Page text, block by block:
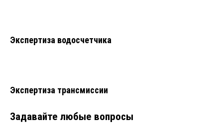
Экспертиза водосчетчика
Экспертиза трансмиссии
Задавайте любые вопросы